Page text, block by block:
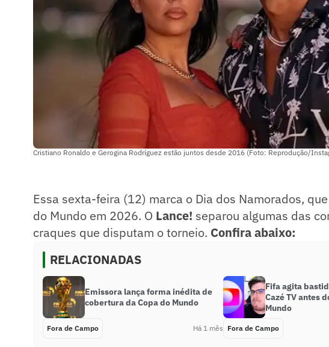
Cristiano Ronaldo e Gerogina Rodríguez estão juntos desde 2016 (Foto: Reprodução/
Essa sexta-feira (12) marca o Dia dos Namorados,
do Mundo em 2026. O Lance! separou algumas das
craques que disputam o torneio. Confira abaixo:
RELACIONADAS
Emissora lança forma inédita de
cobertura da Copa do Mundo
Fora de Campo Há 1 mês
Fifa agita
Cazé TV antes
Mundo
Fora de Campo